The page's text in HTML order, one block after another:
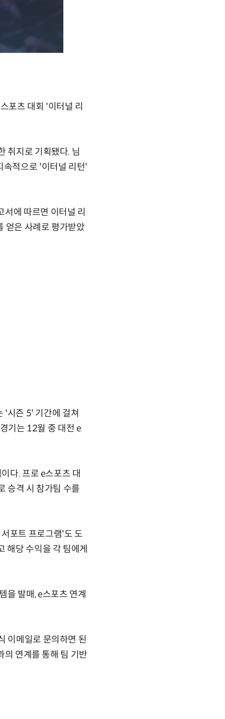
포츠 대회 '이터널 리
취지로 기획됐다. 님
속적으로 '이터널 리턴'
에 따르면 이터널 리
얻은 사례로 평가받았
'시즌 5' 기간에 걸쳐
기는 12월 중 대전 e
다. 프로 e스포츠 대
승격 시 참가팀 수를
포트 프로그램'도 도
해당 수익을 각 팀에게
을 발매, e스포츠 연계
이메일로 문의하면 된
의 연계를 통해 팀 기반